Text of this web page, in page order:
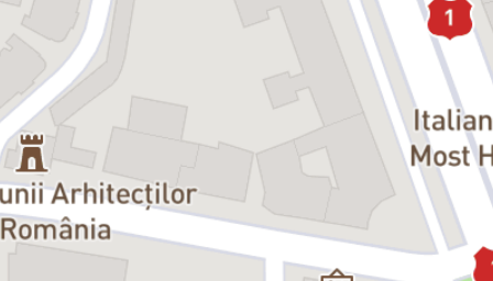
una dintre cele mai băgărețe persoane. Se oferă să-l ajute pe Paco
cu tot ce are nevoie în absența soției...
MARLENE (Ana Donosa)
este vecina de palier. Când, într-o clipă de
neatenție, ușa de la apartamentul ei se trântește din cauza
curentului, rămâne încuiată pe dinafară. Cum o pereche de chei e în
apartament, iar cealaltă la iubit, iar telefonul mobil a rămas pe pat,
nu-i rămâne altceva de făcut decât să apeleze la Paco...
Producător:Teatrul Avangardia - www.TeatrulAvangardia.ro
Din respect față de actori și față de ceilalți spectatori, vă rugăm ca,
pe întreaga durată a spectacolului, să vă închideți telefoanele